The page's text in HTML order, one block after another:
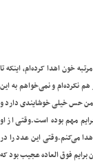
اهدای خون خود می گوید: فکر می‌کنم بالای ۱۱۰ و حدود ۱۱۷ مرتبه خون اهدا کرده‌ام، اینکه تا
نکرده‌ام و نمی‌خواهم به این
حس خیلی خوشایندی دارد و
مهم بوده است.وقتی از او
وقتی این عدد را در
است و این برایم فوق العاده عجیب بود که